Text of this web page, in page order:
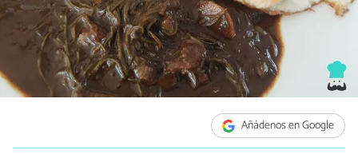
Añádenos en Google